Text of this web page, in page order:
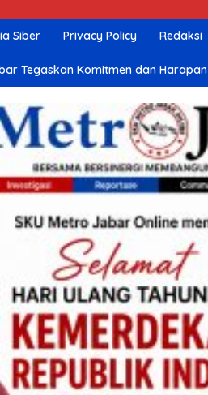
Siber Privacy Policy Redaksi
Tegaskan Komitmen dan Harapan